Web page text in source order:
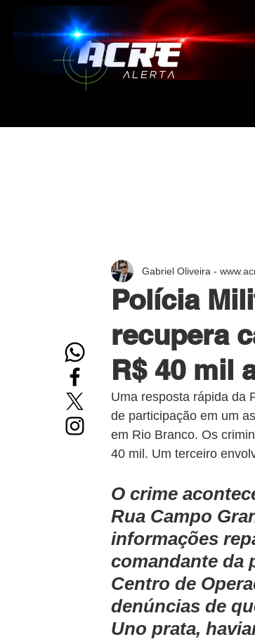
Polícia
recupera
R$ 40 mil
Gabriel Oliveira -
Uma resposta rápida da
de participação em um
em Rio Branco. Os
40 mil. Um terceiro
O crime
Rua Campo
informações
comandante da
Centro de
denúncias de
Uno prata,